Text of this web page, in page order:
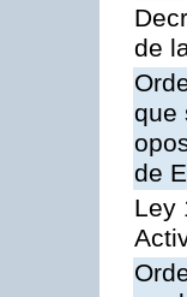
de
que
de
Ley